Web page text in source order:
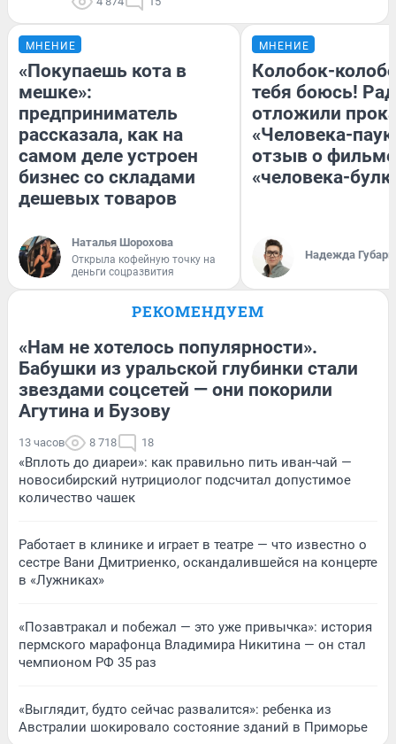
МНЕНИЕ
«Покупаешь кота в
мешке»:
предприниматель
рассказала, как на
самом деле устроен
бизнес со складами
дешевых товаров
Наталья Шорохова
Открыла кофейную точку на
деньги соцразвития
МНЕНИЕ
Колобок-
тебя боюсь!
отложили
«Человека-
отзыв о
«человека-
Надежда Губарь
РЕКОМЕНДУЕМ
«Нам не хотелось популярности».
Бабушки из уральской глубинки стали
звездами соцсетей — они покорили
Агутина и Бузову
13 часов 8 718 18
«Вплоть до диареи»: как правильно пить иван-чай —
новосибирский нутрициолог подсчитал допустимое
количество чашек
Работает в клинике и играет в театре — что известно о
сестре Вани Дмитриенко, оскандалившейся на концерте
в «Лужниках»
«Позавтракал и побежал — это уже привычка»: история
пермского марафонца Владимира Никитина — он стал
чемпионом РФ 35 раз
«Выглядит, будто сейчас развалится»: ребенка из
Австралии шокировало состояние зданий в Приморье